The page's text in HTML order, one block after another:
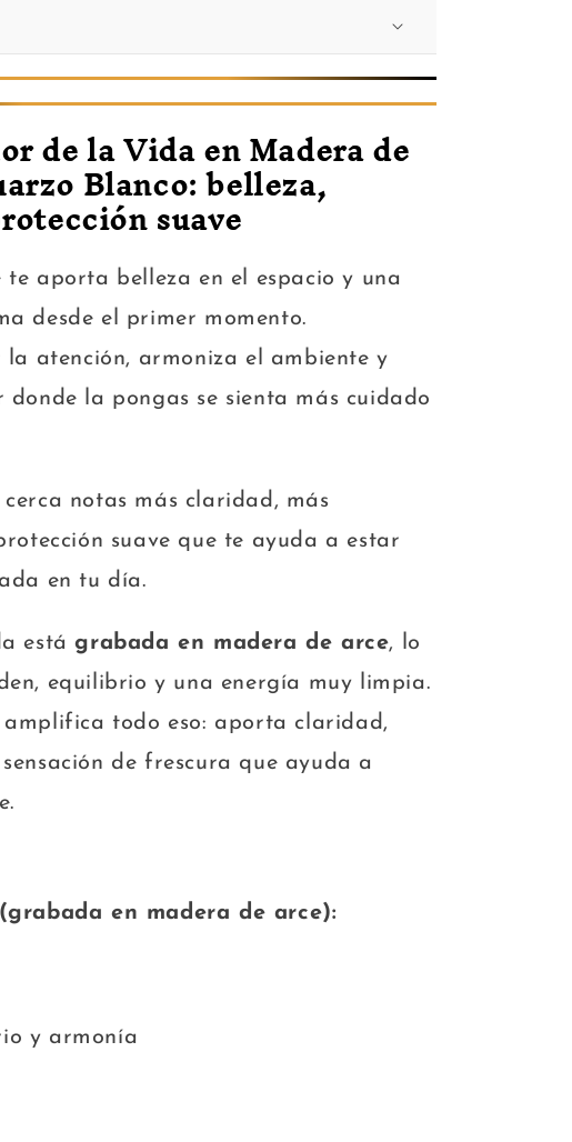
de la Vida en Madera de
Blanco: belleza,
suave
te aporta belleza en el espacio y una
desde el primer momento.
atención, armoniza el ambiente y
donde la pongas se sienta más cuidado
notas más claridad, más
suave que te ayuda a estar
en tu día.
estágrabada en madera de arce, lo
equilibrio y una energía muy limpia.
amplifica todo eso: aporta claridad,
de frescura que ayuda a
en madera de arce):
y armonía